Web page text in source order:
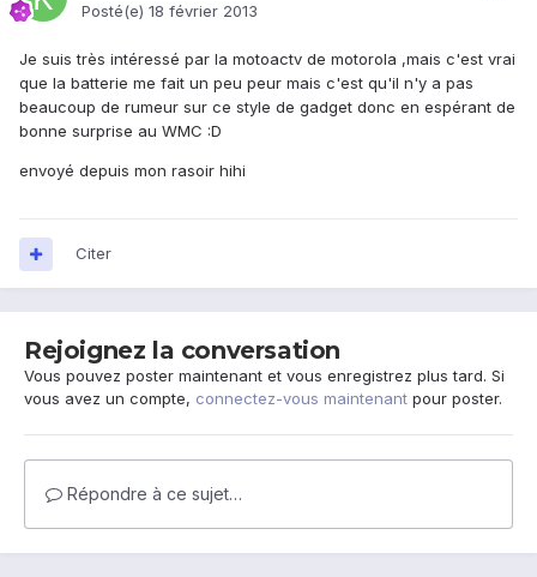
Posté(e) 18 février 2013
Je suis très intéressé par la motoactv de motorola ,mais c'est vrai
que la batterie me fait un peu peur mais c'est qu'il n'y a pas
beaucoup de rumeur sur ce style de gadget donc en espérant de
bonne surprise au WMC :D
envoyé depuis mon rasoir hihi
Citer
Rejoignez la conversation
Vous pouvez poster maintenant et vous enregistrez plus tard. Si
vous avez un compte, connectez-vous maintenant pour poster.
Répondre à ce sujet…